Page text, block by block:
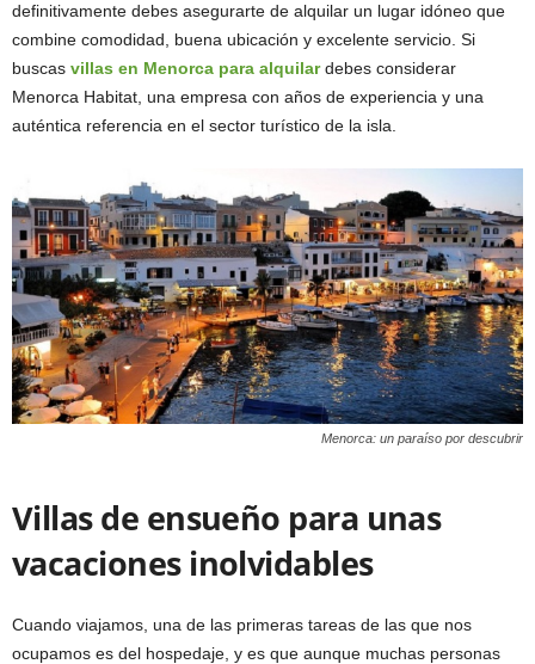
definitivamente debes asegurarte de alquilar un lugar idóneo que
combine comodidad, buena ubicación y excelente servicio. Si
buscas villas en Menorca para alquilardebes considerar
Menorca Habitat, una empresa con años de experiencia y una
auténtica referencia en el sector turístico de la isla.
Menorca: un paraíso por descubrir
Villas de ensueño para unas
vacaciones inolvidables
Cuando viajamos, una de las primeras tareas de las que nos
ocupamos es del hospedaje, y es que aunque muchas personas